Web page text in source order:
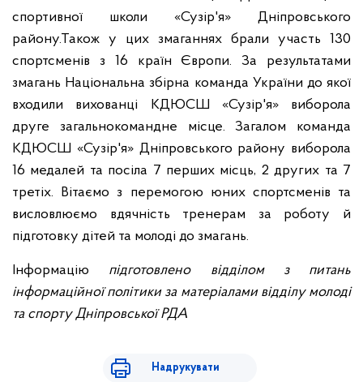
спортивної школи «Сузір'я» Дніпровського
району.Також у цих змаганнях брали участь 130
спортсменів з 16 країн Європи. За результатами
змагань Національна збірна команда України до якої
входили вихованці КДЮСШ «Сузір'я» виборола
друге загальнокомандне місце. Загалом команда
КДЮСШ «Сузір'я» Дніпровського району виборола
16 медалей та посіла 7 перших місць, 2 других та 7
третіх.
Вітаємо з перемогою юних спортсменів та
висловлюємо вдячність тренерам за роботу й
підготовку дітей та молоді до змагань.
Інформацію підготовлено відділом з питань
інформаційної політики за матеріалами відділу молоді
та спорту Дніпровської РДА
Надрукувати